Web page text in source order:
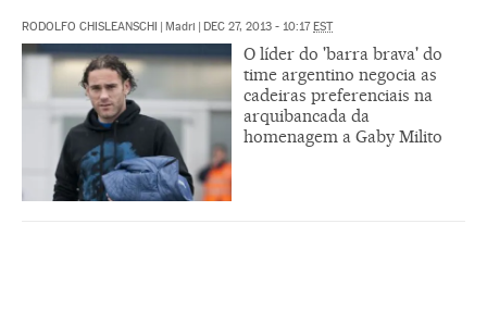
RODOLFO CHISLEANSCHI | Madri | DEC 27, 2013 - 10:17EST
O líder do 'barra brava' do
time argentino negocia as
cadeiras preferenciais na
arquibancada da
homenagem a Gaby Milito